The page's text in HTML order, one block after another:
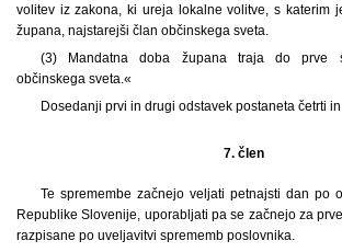
volitev iz zakona, ki ureja lokalne volitve, s katerim
župana, najstarejši član občinskega sveta.
(3) Mandatna doba župana traja do prve
občinskega sveta.«
Dosedanji prvi in drugi odstavek postaneta četrti
7. člen
Te spremembe začnejo veljati petnajsti dan po
Republike Slovenije, uporabljati pa se začnejo za
razpisane po uveljavitvi sprememb poslovnika.